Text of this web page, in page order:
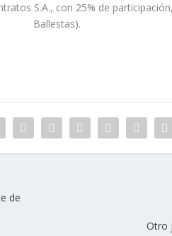
S.A., con 25% de
Ballestas).
de
Otro